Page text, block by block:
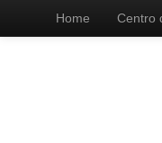
Home Centro